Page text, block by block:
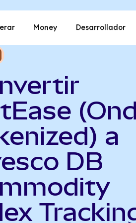
Money Desarrollador
a
DB